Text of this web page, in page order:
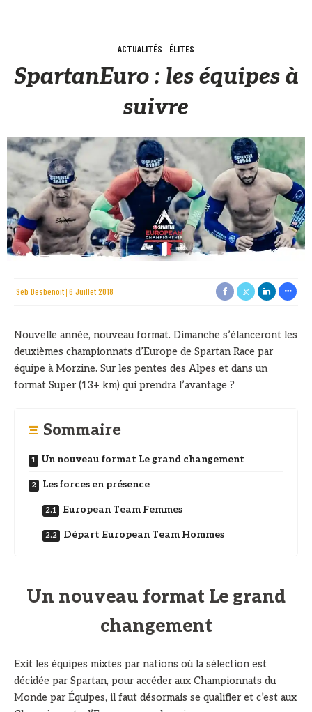
ACTUALITÉS ÉLITES
SpartanEuro : les équipes à
suivre
Sèb Desbenoit 6 Juillet 2018
Nouvelle année, nouveau format. Dimanche s’élanceront les
deuxièmes championnats d’Europe de Spartan Race par
équipe à Morzine. Sur les pentes des Alpes et dans un
format Super (13+ km) qui prendra l’avantage ?
Sommaire
Un nouveau format Le grand changement
Les forces en présence
European Team Femmes
Départ European Team Hommes
Un nouveau format Le grand
changement
Exit les équipes mixtes par nations où la sélection est
décidée par Spartan, pour accéder aux Championnats du
Monde par Équipes, il faut désormais se qualifier et c’est aux